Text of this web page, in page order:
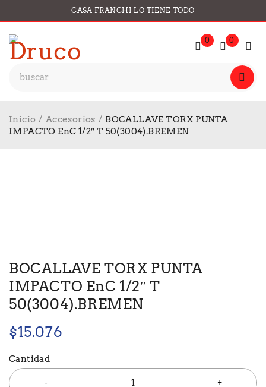
CASA FRANCHI LO TIENE TODO
0 0
Inicio / Accesorios / BOCALLAVE TORX PUNTA
IMPACTO EnC 1/2″ T 50(3004).BREMEN
BOCALLAVE TORX PUNTA
IMPACTO EnC 1/2″ T
50(3004).BREMEN
$15.076
Cantidad